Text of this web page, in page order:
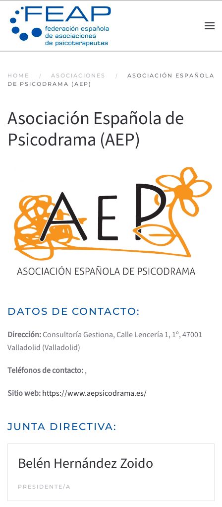
Skip to main content
HOME ASOCIACIONES
ASOCIACIÓN ESPAÑOLA
DE PSICODRAMA (AEP)
Asociación Española de
Psicodrama (AEP)
DATOS DE CONTACTO:
Dirección:Consultoría Gestiona, Calle Lencería 1, 1º, 47001
Valladolid (Valladolid)
Teléfonos de contacto:,
Sitio web:https://www.aepsicodrama.es/
JUNTA DIRECTIVA:
Belén Hernández Zoido
PRESIDENTE/A